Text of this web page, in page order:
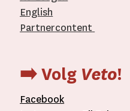
English
Partnercontent
➡️ Volg Veto!
Facebook